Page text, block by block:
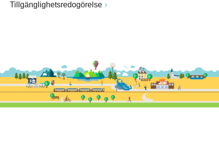
Tillgänglighetsredogörelse